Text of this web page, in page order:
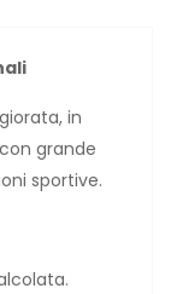
in
grande
sportive.